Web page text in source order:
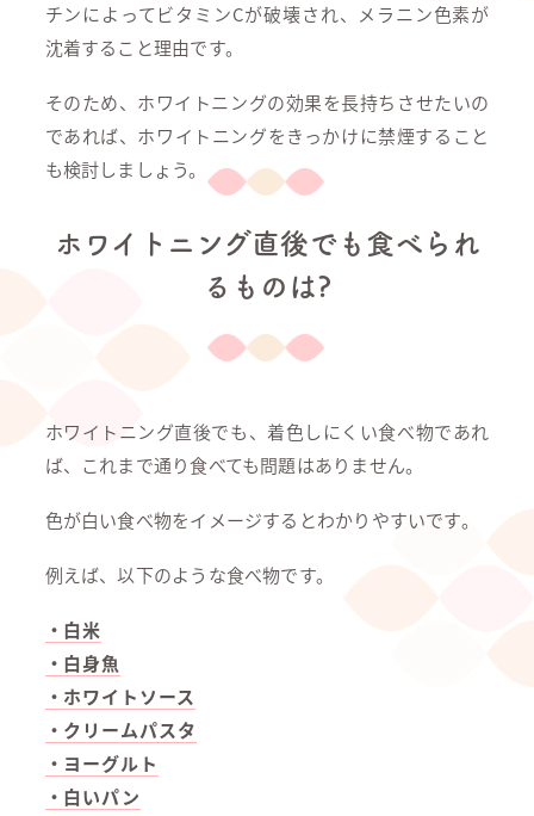
チンによってビタミンCが破壊され、メラニン色素が
沈着すること理由です。
そのため、ホワイトニングの効果を長持ちさせたいの
であれば、ホワイトニングをきっかけに禁煙すること
も検討しましょう。
ホワイトニング直後でも食べられ
るものは?
ホワイトニング直後でも、着色しにくい食べ物であれ
ば、これまで通り食べても問題はありません。
色が白い食べ物をイメージするとわかりやすいです。
例えば、以下のような食べ物です。
・白米
・白身魚
・ホワイトソース
・クリームパスタ
・ヨーグルト
・白いパン